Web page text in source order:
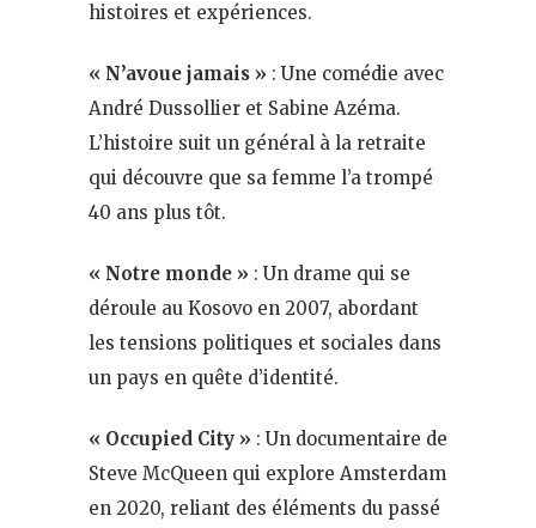
histoires et expériences​.
« N’avoue jamais » : Une comédie avec
André Dussollier et Sabine Azéma.
L’histoire suit un général à la retraite
qui découvre que sa femme l’a trompé
40 ans plus tôt​.
« Notre monde » : Un drame qui se
déroule au Kosovo en 2007, abordant
les tensions politiques et sociales dans
un pays en quête d’identité.
« Occupied City » : Un documentaire de
Steve McQueen qui explore Amsterdam
en 2020, reliant des éléments du passé